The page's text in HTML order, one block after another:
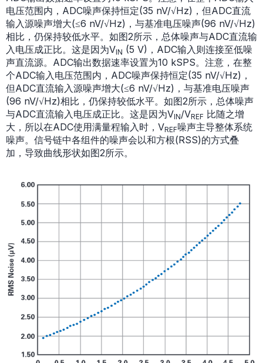
电压范围内，ADC噪声保持恒定(35 nV/√Hz)，但ADC直流
输入源噪声增大(≤6 nV/√Hz)，与基准电压噪声(96 nV/√Hz)
相比，仍保持较低水平。如图2所示，总体噪声与ADC直流输
入电压成正比。这是因为VIN (5 V)，ADC输入则连接至低噪
声直流源。ADC输出数据速率设置为10 kSPS。注意，在整
个ADC输入电压范围内，ADC噪声保持恒定(35 nV/√Hz)，
但ADC直流输入源噪声增大(≤6 nV/√Hz)，与基准电压噪声
(96 nV/√Hz)相比，仍保持较低水平。如图2所示，总体噪声
与ADC直流输入电压成正比。这是因为VIN/VREF 比随之增
大，所以在ADC使用满量程输入时，VREF噪声主导整体系统
噪声。信号链中各组件的噪声会以和方根(RSS)的方式叠
加，导致曲线形状如图2所示。